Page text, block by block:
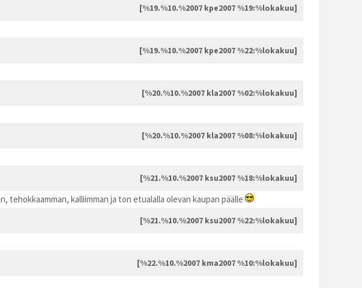
[%19.%10.%2007 kpe2007 %19:%lokakuu]
[%19.%10.%2007 kpe2007 %22:%lokakuu]
[%20.%10.%2007 kla2007 %02:%lokakuu]
[%20.%10.%2007 kla2007 %08:%lokakuu]
[%21.%10.%2007 ksu2007 %18:%lokakuu]
tehokkaamman, kalliimman ja ton etualalla olevan kaupan päälle
[%21.%10.%2007 ksu2007 %22:%lokakuu]
[%22.%10.%2007 kma2007 %10:%lokakuu]